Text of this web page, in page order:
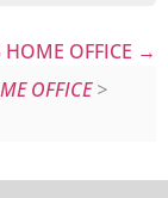
HOME OFFICE
OFFICE>